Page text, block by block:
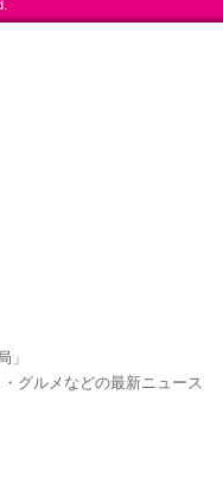
」
グルメなどの最新ニュース